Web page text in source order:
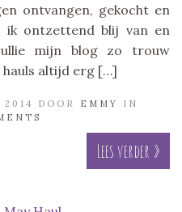
ontvangen, gekocht en
ik ontzettend blij van en
mijn blog zo trouw
hauls altijd erg […]
2014 DOOR EMMY
IN
Lees verder »